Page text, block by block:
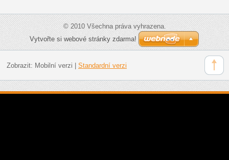
© 2010 Všechna práva vyhrazena.
Vytvořte si webové stránky zdarma!
Zobrazit: Mobilní verzi Standardní verzi